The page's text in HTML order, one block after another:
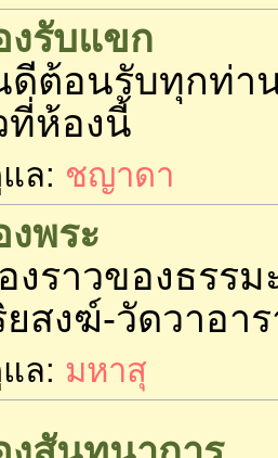
งรับแขก
ดีต้อนรับทุกท่า
ที่ห้องนี้
ล: ชญาดา
งพระ
องราวของธรรม
ยสงฆ์-วัดวาอา
ล: มหาสุ